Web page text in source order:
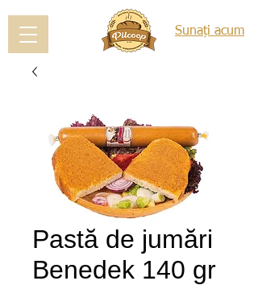
Sunați acum
Pastă de jumări
Benedek 140 gr